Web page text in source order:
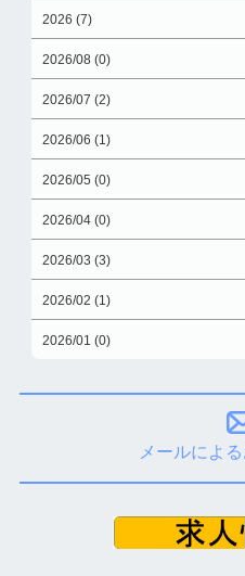
2026 (7)
2026/08 (0)
2026/07 (2)
2026/06 (1)
2026/05 (0)
2026/04 (0)
2026/03 (3)
2026/02 (1)
2026/01 (0)
メールによ